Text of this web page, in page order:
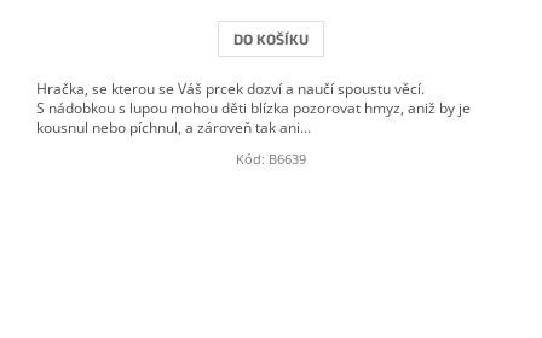
DO KOŠÍKU
Hračka, se kterou se Váš prcek dozví a naučí spoustu věcí.
S nádobkou s lupou mohou děti blízka pozorovat hmyz, aniž by je
kousnul nebo píchnul, a zároveň tak ani...
Kód: B6639